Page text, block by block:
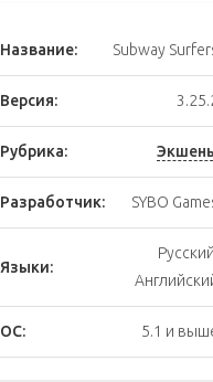
Название: Subway
Версия:
Рубрика:
Разработчик: SYBO
Языки:
Русский,
ОС: 5.1 и